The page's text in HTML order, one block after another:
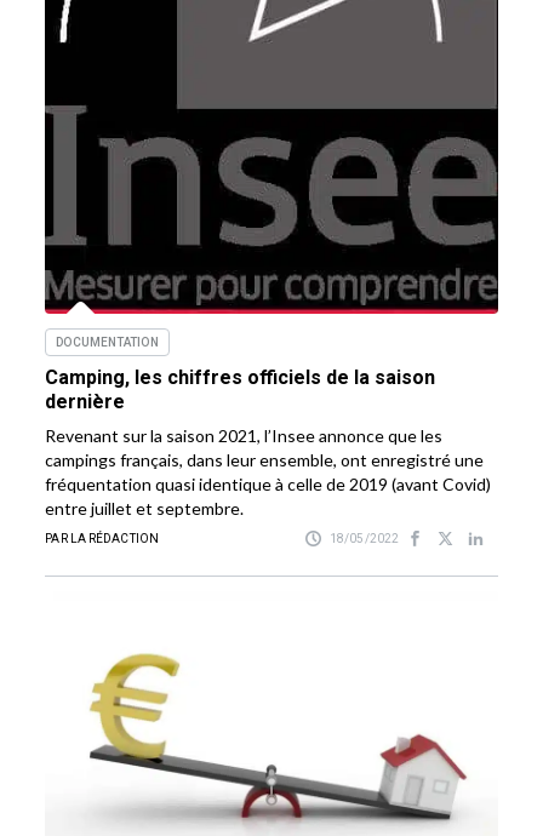
DOCUMENTATION
Camping, les chiffres officiels de la saison
dernière
Revenant sur la saison 2021, l’Insee annonce que les
campings français, dans leur ensemble, ont enregistré une
fréquentation quasi identique à celle de 2019 (avant Covid)
entre juillet et septembre.
PAR LA RÉDACTION 18/05/2022